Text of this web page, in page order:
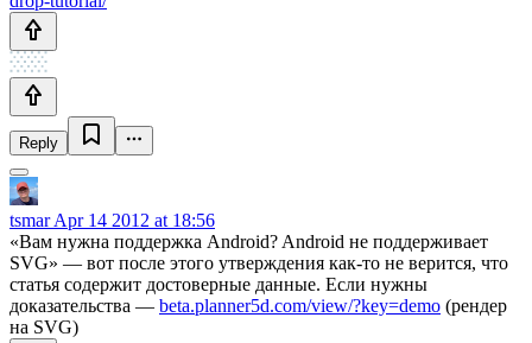
Reply
tsmarApr 14 2012 at 18:56
«Вам нужна поддержка Android? Android не поддерживает
SVG» — вот после этого утверждения как-то не верится, что
статья содержит достоверные данные. Если нужны
доказательства — beta.planner5d.com/view/?key=demo (рендер
на SVG)